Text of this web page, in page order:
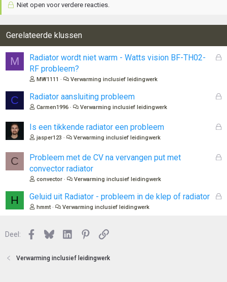
Niet open voor verdere reacties.
Gerelateerde klussen
M
G
o
Radiator wordt niet warm - Watts vision BF-TH02-
RF probleem?
MW1111 Verwarming inclusief leidingwerk
C
G
n
Radiator aansluiting probleem
Carmen1996 Verwarming inclusief leidingwerk
G
Is een tikkende radiator een probleem
jasper123 Verwarming inclusief leidingwerk
C
G
o
Probleem met de CV na vervangen put met
convector radiator
convector Verwarming inclusief leidingwerk
H
G
Geluid uit Radiator - probleem in de klep of radiator
hmmt Verwarming inclusief leidingwerk
Deel: Facebook
BlueskyLinkedInPinterest
Link
Verwarming inclusief leidingwerk